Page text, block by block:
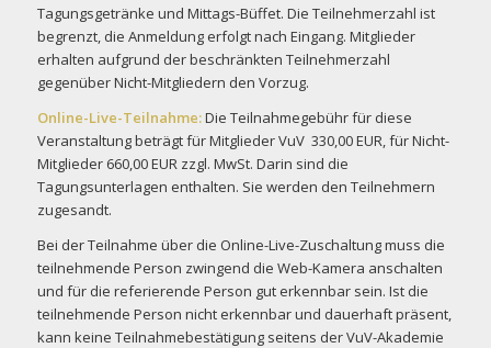
Tagungsgetränke und Mittags-Büffet. Die Teilnehmerzahl ist
begrenzt, die Anmeldung erfolgt nach Eingang. Mitglieder
erhalten aufgrund der beschränkten Teilnehmerzahl
gegenüber Nicht-Mitgliedern den Vorzug.
Online-Live-Teilnahme:Die Teilnahmegebühr für diese
Veranstaltung beträgt für Mitglieder VuV 330,00 EUR, für Nicht-
Mitglieder 660,00 EUR zzgl. MwSt. Darin sind die
Tagungsunterlagen enthalten. Sie werden den Teilnehmern
zugesandt.
Bei der Teilnahme über die Online-Live-Zuschaltung muss die
teilnehmende Person zwingend die Web-Kamera anschalten
und für die referierende Person gut erkennbar sein. Ist die
teilnehmende Person nicht erkennbar und dauerhaft präsent,
kann keine Teilnahmebestätigung seitens der VuV-Akademie